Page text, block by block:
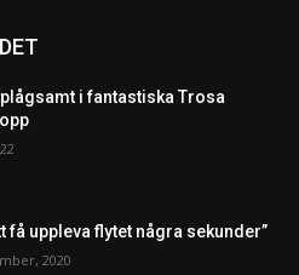
i fantastiska Trosa
få uppleva flytet några sekunder”
2020